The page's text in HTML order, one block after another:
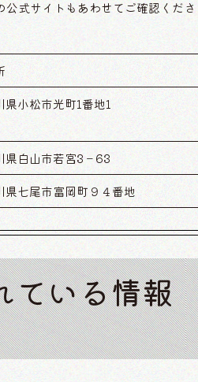
式サイトもあわせてご確認くださ
県小松市光町1番地1
県白山市若宮3－63
県七尾市富岡町９４番地
ている情報